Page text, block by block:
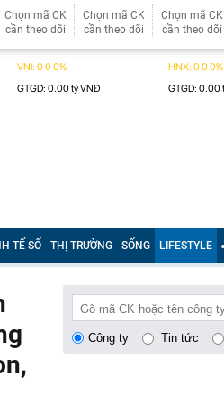
Chọn mã CK
cần theo dõi
Chọn mã CK
cần theo dõi
Chọn mã CK
cần theo dõi
TẾ SỐ THỊ TRƯỜNG SỐNG LIFESTYLE
Công ty Tin tức